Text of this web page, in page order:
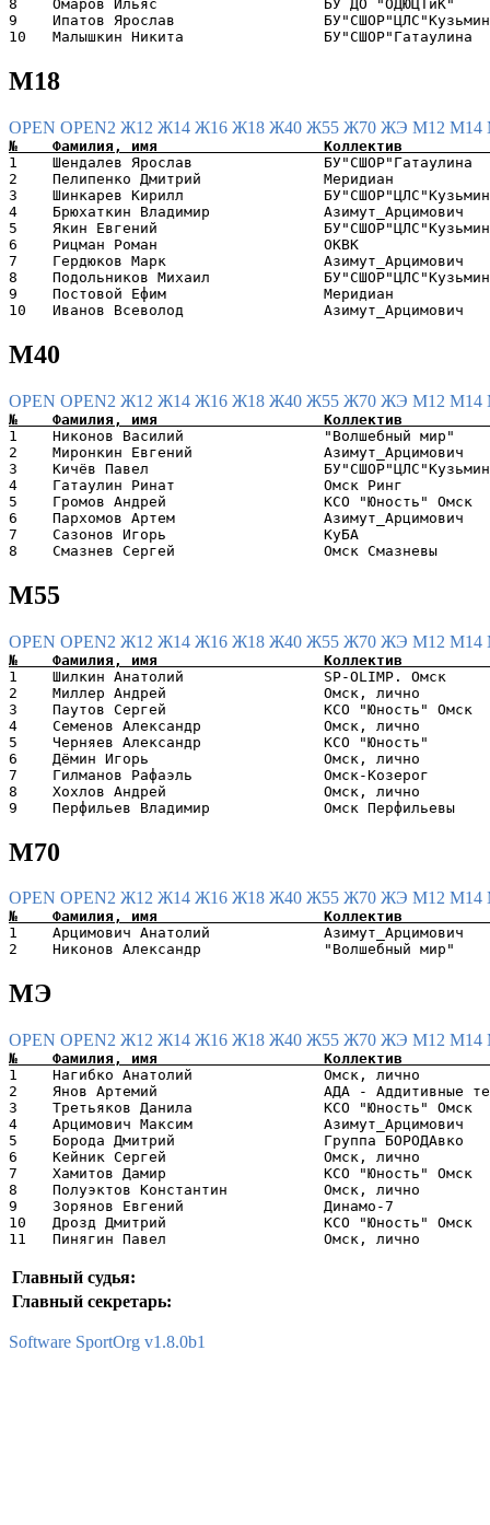
8    Омаров Ильяс                   БУ ДО
9    Ипатов Ярослав
М18
OPEN OPEN2 Ж12 Ж14 Ж16 Ж18 Ж40 Ж55 Ж70 ЖЭ М12 М14
1    Шендалев Ярослав
2    Пелипенко Дмитрий              Меридиан
3    Шинкарев Кирилл
4    Брюхаткин Владимир
5    Якин Евгений
6    Рицман Роман                   ОКВК
7    Гердюков Марк
8    Подольников Михаил
9    Постовой Ефим                  Меридиан
М40
OPEN OPEN2 Ж12 Ж14 Ж16 Ж18 Ж40 Ж55 Ж70 ЖЭ М12 М14
1    Никонов Василий                "Волшебный
2    Миронкин Евгений
3    Кичёв Павел
4    Гатаулин Ринат                 Омск Ринг
5    Громов Андрей                  КСО "Юность"
6    Пархомов Артем
7    Сазонов Игорь                  КуБА
М55
OPEN OPEN2 Ж12 Ж14 Ж16 Ж18 Ж40 Ж55 Ж70 ЖЭ М12 М14
1    Шилкин Анатолий                SP-OLIMP.
2    Миллер Андрей                  Омск, лично
3    Паутов Сергей                  КСО "Юность"
4    Семенов Александр              Омск, лично
5    Черняев Александр              КСО "Юность"
6    Дёмин Игорь                    Омск, лично
7    Гилманов Рафаэль               Омск-Козерог
8    Хохлов Андрей                  Омск, лично
М70
OPEN OPEN2 Ж12 Ж14 Ж16 Ж18 Ж40 Ж55 Ж70 ЖЭ М12 М14
1    Арцимович Анатолий
МЭ
OPEN OPEN2 Ж12 Ж14 Ж16 Ж18 Ж40 Ж55 Ж70 ЖЭ М12 М14
1    Нагибко Анатолий               Омск, лично
2    Янов Артемий                   АДА -
3    Третьяков Данила               КСО "Юность"
4    Арцимович Максим
5    Борода Дмитрий                 Группа
6    Кейник Сергей                  Омск, лично
7    Хамитов Дамир                  КСО "Юность"
8    Полуэктов Константин           Омск,
9    Зорянов Евгений                Динамо-7
10   Дрозд Дмитрий                  КСО "Юность"
Главный судья:
Главный секретарь:
Software SportOrg v1.8.0b1